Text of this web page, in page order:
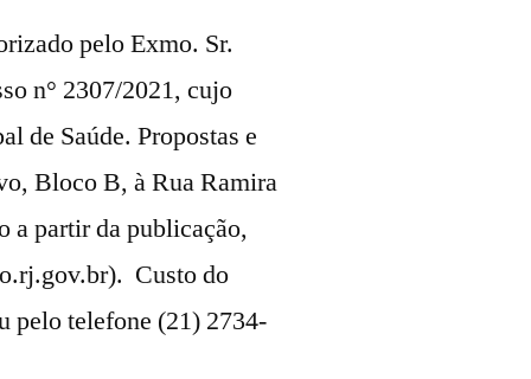
pelo Exmo. Sr.
n° 2307/2021, cujo
de Saúde. Propostas e
Bloco B, à Rua Ramira
a partir da publicação,
Custo do
pelo telefone (21) 2734-